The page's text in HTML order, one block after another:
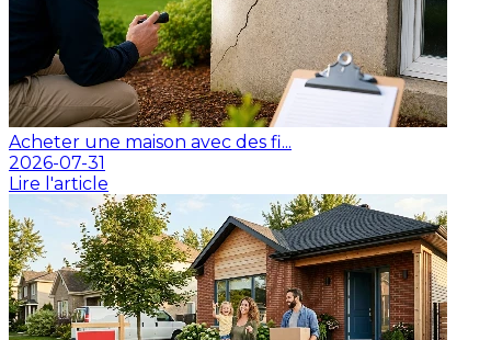
Acheter une maison avec des fi...
2026-07-31
Lire l'article